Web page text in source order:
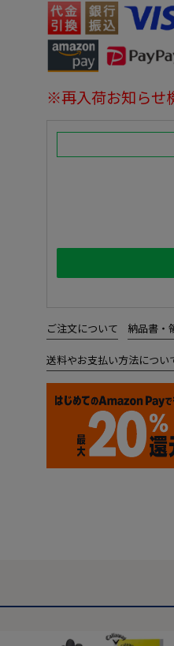
※再入荷お知らせ
ご注文について 納品書・
送料やお支払い方法につい